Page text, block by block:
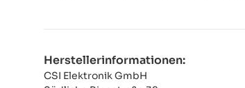
Herstellerinformationen:
CSI Elektronik GmbH